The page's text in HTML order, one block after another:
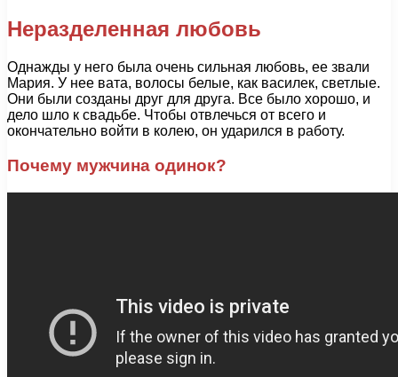
Неразделенная любовь
Однажды у него была очень сильная любовь, ее звали
Мария. У нее вата, волосы белые, как василек, светлые.
Они были созданы друг для друга. Все было хорошо, и
дело шло к свадьбе. Чтобы отвлечься от всего и
окончательно войти в колею, он ударился в работу.
Почему мужчина одинок?